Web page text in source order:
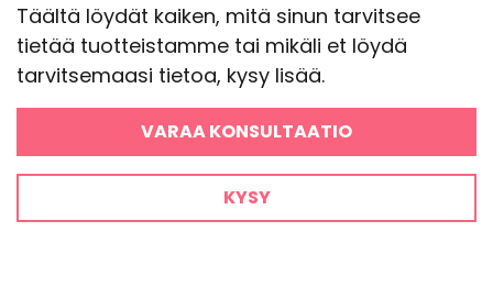
Täältä löydät kaiken, mitä sinun tarvitsee
tietää tuotteistamme tai mikäli et löydä
tarvitsemaasi tietoa, kysy lisää.
VARAA KONSULTAATIO
KYSY